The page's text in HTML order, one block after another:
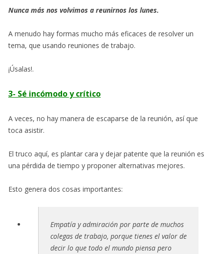
Nunca más nos volvimos a reunirnos los lunes.
A menudo hay formas mucho más eficaces de resolver un
tema, que usando reuniones de trabajo.
¡Úsalas!.
3- Sé incómodo y crítico
A veces, no hay manera de escaparse de la reunión, así que
toca asistir.
El truco aquí, es plantar cara y dejar patente que la reunión es
una pérdida de tiempo y proponer alternativas mejores.
Esto genera dos cosas importantes:
Empatía y admiración por parte de muchos
colegas de trabajo, porque tienes el valor de
decir lo que todo el mundo piensa pero